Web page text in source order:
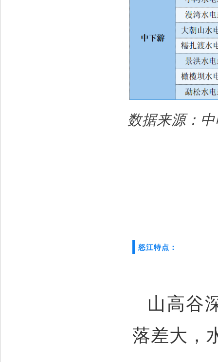
数据来源：
怒江特点：
山高谷
落差大，